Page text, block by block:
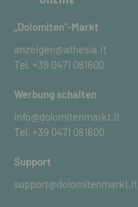
„Dolomiten“-Markt
anzeigen@athesia.it
Tel. +39 0471 081600
Werbung schalten
info@dolomitenmarkt.it
Tel. +39 0471 081600
Support
support@dolomitenmarkt.it